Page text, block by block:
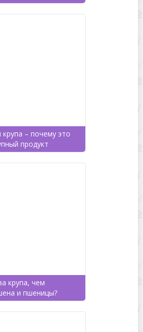
– почему это
продукт
крупа, чем
и пшеницы?